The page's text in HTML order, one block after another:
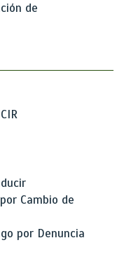
de
Cambio de
por Denuncia